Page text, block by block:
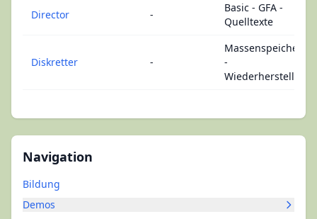
Navigation
Bildung
Demos
Director -
Basic - GFA -
Quelltexte
Diskretter -
Massenspeicher
-
Wiederherstellen